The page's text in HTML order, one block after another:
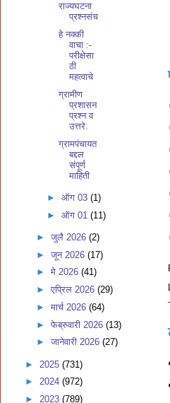
राज्यघटना
प्रश्नसंच
हे नक्की
वाचा :-
परीक्षेसा
ठी
महत्वाचे
ग्रामीण
प्रशासन
प्रश्न व
उत्तरे.
ग्रामपंचायत
बद्दल
संपूर्ण
माहिती
►ऑग 03(1)
►ऑग 01(11)
► जुलै 2026 (2)
► जून 2026 (17)
► मे 2026 (41)
► एप्रिल 2026 (29)
► मार्च 2026 (64)
► फेब्रुवारी 2026 (13)
► जानेवारी 2026 (27)
► 2025 (731)
► 2024 (972)
► 2023 (789)